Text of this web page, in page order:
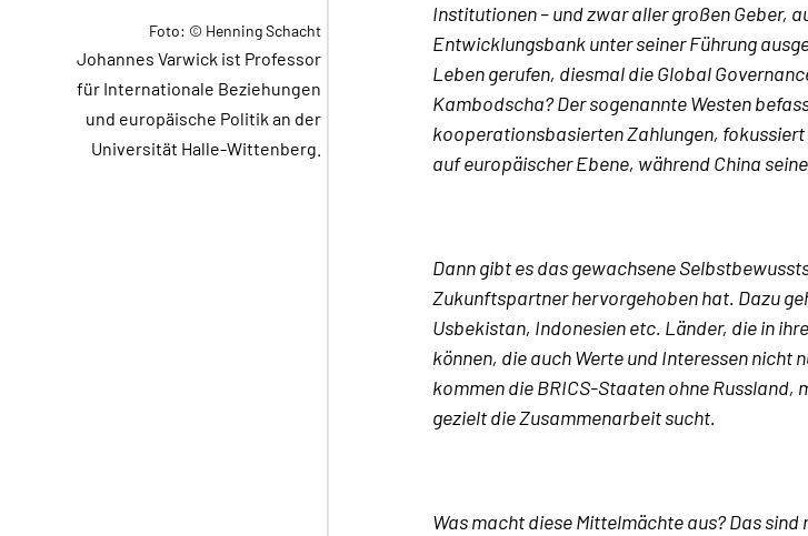
Foto: © Henning Schacht
Johannes Varwick ist Professor
für Internationale Beziehungen
und europäische Politik an der
Universität Halle-Wittenberg.
Institutionen – und zwar aller großen Geber,
Entwicklungsbank unter seiner Führung
Leben gerufen, diesmal die Global
Kambodscha? Der sogenannte Westen
kooperationsbasierten Zahlungen,
auf europäischer Ebene, während China
Dann gibt es das gewachsene
Zukunftspartner hervorgehoben hat. Dazu
Usbekistan, Indonesien etc. Länder, die in
können, die auch Werte und Interessen nicht
kommen die BRICS-Staaten ohne Russland,
gezielt die Zusammenarbeit sucht.
Was macht diese Mittelmächte aus? Das